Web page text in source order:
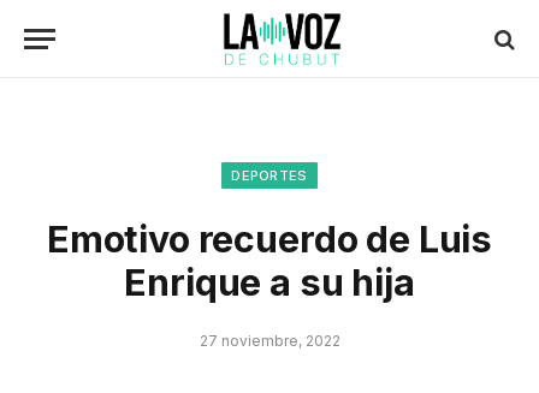
DEPORTES
Emotivo recuerdo de Luis
Enrique a su hija
27 noviembre, 2022